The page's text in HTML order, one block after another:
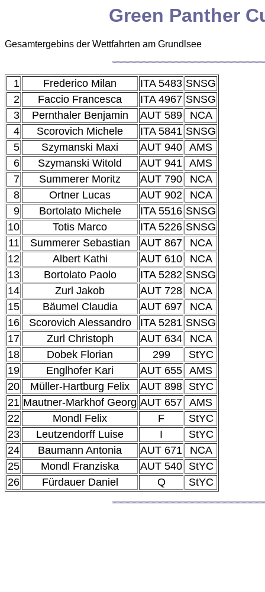
Green Panther
Gesamtergebins der Wettfahrten am Grundlsee
1 Frederico Milan ITA 5483 SNSG
2
Faccio Francesca ITA 4967 SNSG
3
Pernthaler Benjamin AUT 589
NCA
4
Scorovich Michele ITA 5841 SNSG
5
Szymanski Maxi AUT 940 AMS
6
Szymanski Witold AUT 941 AMS
7
Summerer Moritz AUT 790
NCA
8
Ortner Lucas AUT 902
NCA
9
Bortolato Michele ITA 5516 SNSG
10
Totis Marco ITA 5226 SNSG
11
Summerer Sebastian AUT 867
NCA
12
Albert Kathi AUT 610
NCA
13
Bortolato Paolo ITA 5282 SNSG
14
Zurl Jakob AUT 728
NCA
15
Bäumel Claudia AUT 697
NCA
16
Scorovich Alessandro ITA 5281 SNSG
17
Zurl Christoph AUT 634
NCA
18
Dobek Florian 299
StYC
19
Englhofer Kari AUT 655 AMS
20
Müller-Hartburg Felix AUT 898 StYC
21 Mautner-Markhof Georg AUT 657 AMS
22
Mondl Felix F
StYC
23
Leutzendorff Luise I
StYC
24
Baumann Antonia AUT 671
NCA
25
Mondl Franziska AUT 540 StYC
26
Fürdauer Daniel Q StYC